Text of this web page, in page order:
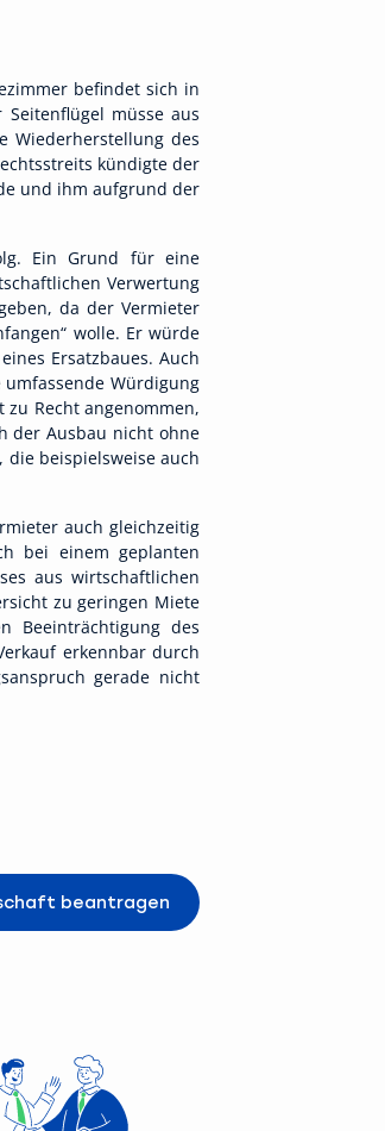
befindet sich in
müsse aus
Wiederherstellung des
kündigte der
und ihm aufgrund der
Ein Grund für eine
Verwertung
da der Vermieter
wolle. Er würde
Ersatzbaues. Auch
Würdigung
Recht angenommen,
der Ausbau nicht ohne
beispielsweise auch
auch gleichzeitig
bei einem geplanten
aus wirtschaftlichen
zu geringen Miete
Beeinträchtigung des
erkennbar durch
gerade nicht
beantragen